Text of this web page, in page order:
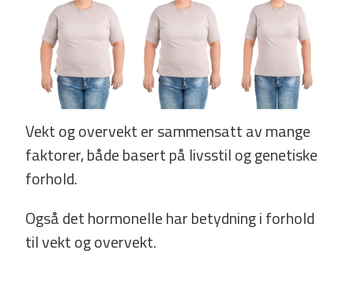
Vekt og overvekt er sammensatt av mange
faktorer, både basert på livsstil og genetiske
forhold.
Også det hormonelle har betydning i forhold
til vekt og overvekt.